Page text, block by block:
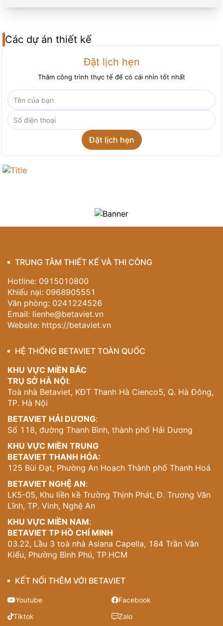
Các dự án thiết kế
Đặt lịch hẹn
Thăm công trình thực tế để có cái nhìn tốt nhất
TRUNG TÂM THIẾT KẾ VÀ THI CÔNG
Hotline: 0915010800
Khiếu nại: 0968905551
Văn phòng: 0241224526
Email: lienhe@betaviet.vn
Website: https://betaviet.vn
HỆ THỐNG BETAVIET TOÀN QUỐC
KHU VỰC MIỀN BẮC
TRỤ SỞ HÀ NỘI:
Toà nhà Betaviet, KĐT Thanh Hà Cienco5, Q. Hà Đông,
TP. Hà Nội
BETAVIET HẢI DƯƠNG:
Số 118, đường Thanh Bình, thành phố Hải Dương
KHU VỰC MIỀN TRUNG
BETAVIET THANH HÓA:
125 Bùi Đạt, Phường An Hoạch Thành phố Thanh Hoá
BETAVIET NGHỆ AN:
LK5-05, Khu liền kề Trường Thịnh Phát, Đ. Trương Văn
Lĩnh, TP. Vinh, Nghệ An
KHU VỰC MIỀN NAM:
BETAVIET TP HỒ CHÍ MINH
03.22, Lầu 3 toà nhà Asiana Capella, 184 Trần Văn
Kiểu, Phường Bình Phú, TP.HCM
KẾT NỐI THÊM VỚI BETAVIET
Youtube
Facebook
Tiktok
Zalo